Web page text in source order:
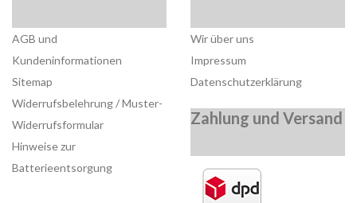
AGB und
Kundeninformationen
Sitemap
Widerrufsbelehrung / Muster-
Widerrufsformular
Hinweise zur
Batterieentsorgung
Wir über uns
Impressum
Datenschutzerklärung
Zahlung und Versand